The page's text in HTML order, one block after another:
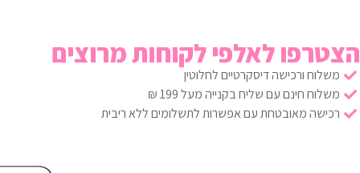
הצטרפו לאלפי לקוחות מרוצים
משלוח ורכישה דיסקרטיים לחלוטין
משלוח חינם עם שליח בקנייה מעל 199 ₪
רכישה מאובטחת עם אפשרות לתשלומים ללא ריבית